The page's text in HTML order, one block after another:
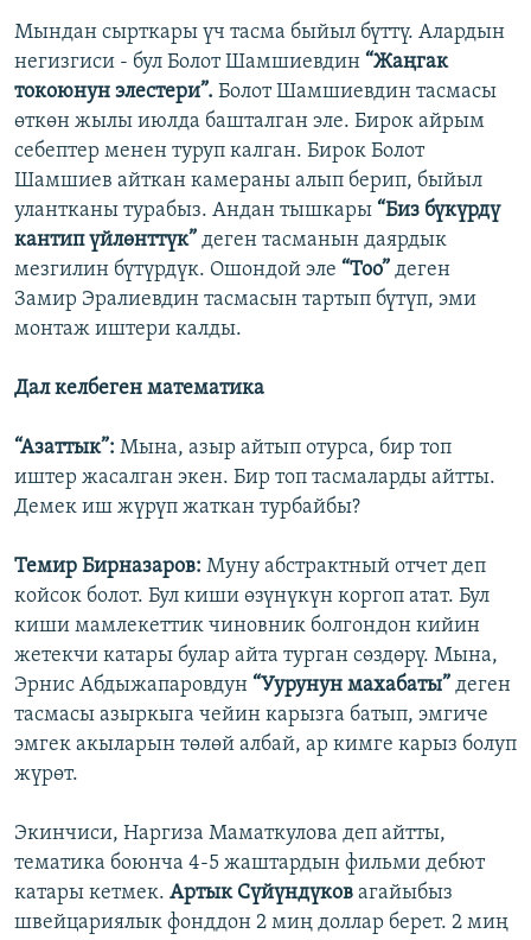
Мындан сырткары үч тасма быйыл бүттү. Алардын
негизгиси - бул Болот Шамшиевдин “Жаңгак
токоюнун элестери”. Болот Шамшиевдин тасмасы
өткөн жылы июлда башталган эле. Бирок айрым
себептер менен туруп калган. Бирок Болот
Шамшиев айткан камераны алып берип, быйыл
улантканы турабыз. Андан тышкары “Биз бүкүрдү
кантип үйлөнттүк” деген тасманын даярдык
мезгилин бүтүрдүк. Ошондой эле “Тоо” деген
Замир Эралиевдин тасмасын тартып бүтүп, эми
монтаж иштери калды.
Дал келбеген математика
“Азаттык”: Мына, азыр айтып отурса, бир топ
иштер жасалган экен. Бир топ тасмаларды айтты.
Демек иш жүрүп жаткан турбайбы?
Темир Бирназаров: Муну абстрактный отчет деп
койсок болот. Бул киши өзүнүкүн коргоп атат. Бул
киши мамлекеттик чиновник болгондон кийин
жетекчи катары булар айта турган сөздөрү. Мына,
Эрнис Абдыжапаровдун “Уурунун махабаты” деген
тасмасы азыркыга чейин карызга батып, эмгиче
эмгек акыларын төлөй албай, ар кимге карыз болуп
жүрөт.
Экинчиси, Наргиза Маматкулова деп айтты,
тематика боюнча 4-5 жаштардын фильми дебют
катары кетмек. Артык Сүйүндүков агайыбыз
швейцариялык фонддон 2 миң доллар берет. 2 миң